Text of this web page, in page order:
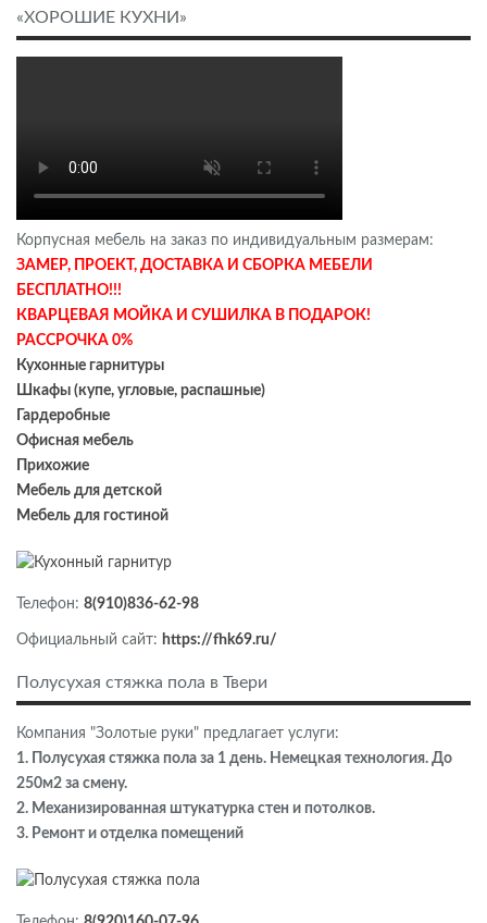
«ХОРОШИЕ КУХНИ»
Корпусная мебель на заказ по индивидуальным размерам:
ЗАМЕР, ПРОЕКТ, ДОСТАВКА И СБОРКА МЕБЕЛИ
БЕСПЛАТНО!!!
КВАРЦЕВАЯ МОЙКА И СУШИЛКА В ПОДАРОК!
РАССРОЧКА 0%
Кухонные гарнитуры
Шкафы (купе, угловые, распашные)
Гардеробные
Офисная мебель
Прихожие
Мебель для детской
Мебель для гостиной
Телефон: 8(910)836-62-98
Официальный сайт: https://fhk69.ru/
Полусухая стяжка пола в Твери
Компания "Золотые руки" предлагает услуги:
1. Полусухая стяжка пола за 1 день. Немецкая технология. До
250м2 за смену.
2. Механизированная штукатурка стен и потолков.
3. Ремонт и отделка помещений